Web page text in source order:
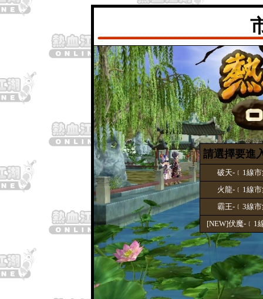
請選擇要進
破天-﹝1線
火龍-﹝1線
霸王-﹝3線
[NEW]伏魔-﹝1